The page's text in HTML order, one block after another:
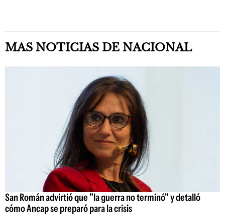
MAS NOTICIAS DE NACIONAL
San Román advirtió que "la guerra no terminó" y detalló
cómo Ancap se preparó para la crisis